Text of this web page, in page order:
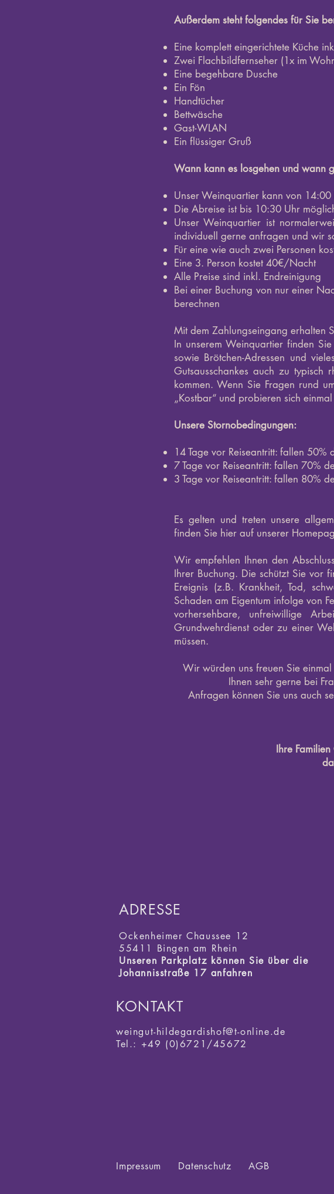
Außerdem steht folgendes für Sie
Eine komplett eingerichtete Küche
Zwei Flachbildfernseher (1x im
Eine begehbare Dusche
Ein Fön
Handtücher
Bettwäsche
Gast-WLAN
Ein flüssiger Gruß
Wann kann es losgehen und wann
Unser Weinquartier kann von
Die Abreise ist bis 10:30 Uhr
Unser Weinquartier ist
individuell gerne anfragen und wir
Für eine wie auch zwei Personen
Eine 3. Person kostet 40€/Nacht
Alle Preise sind inkl. Endreinigung
Bei einer Buchung von nur einer
berechnen
Mit dem Zahlungseingang erhalten
In unserem Weinquartier finden
sowie Brötchen-Adressen und
Gutsausschankes auch zu typisch
kommen. Wenn Sie Fragen rund
„Kostbar“ und probieren sich
Unsere Stornobedingungen:
14 Tage vor Reiseantritt: fallen 50%
7 Tage vor Reiseantritt: fallen 70%
3 Tage vor Reiseantritt: fallen 80%
Es gelten und treten unsere
finden Sie hier auf unserer
Wir empfehlen Ihnen den
Ihrer Buchung. Die schützt Sie vor
Ereignis (z.B. Krankheit, Tod,
Schaden am Eigentum infolge von
vorhersehbare, unfreiwillige
Grundwehrdienst oder zu einer
müssen.
Wir würden uns freuen Sie
Ihnen sehr gerne bei
Anfragen können Sie uns auch
Ihre
ADRESSE
OckenheimerChaussee 12
55411 Bingen am Rhein
Unseren Parkplatz können Sie über die
Johannisstraße 17 anfahren
KONTAKT
weingut-hildegardishof@t-online.de
Tel.: +49 (0)6721/45672
Impressum Datenschutz AGB